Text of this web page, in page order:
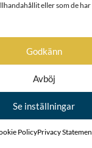
eller som de har
Godkänn
Avböj
Se inställningar
PolicyPrivacy